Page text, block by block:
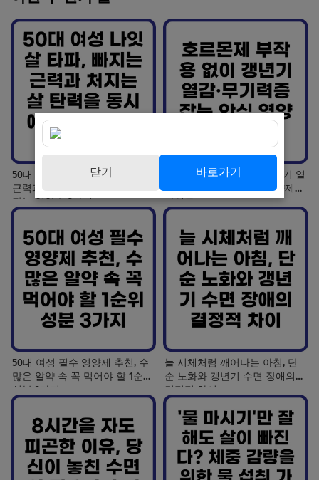
50대 여성 나잇살 타파, 빠지는
근력과 처지는 살 탄력을 동시에
잡는 영양소 3가지
호르몬제 부작용 없이 갱년기 열
감·무기력증 잡는 안심 영양제
가이드
50대 여성 필수 영양제 추천, 수
많은 알약 속 꼭 먹어야 할 1순위
성분 3가지
늘 시체처럼 깨어나는 아침, 단
순 노화와 갱년기 수면 장애의
결정적 차이
닫기 바로가기